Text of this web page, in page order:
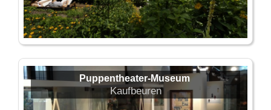
Puppentheater-Museum
Kaufbeuren